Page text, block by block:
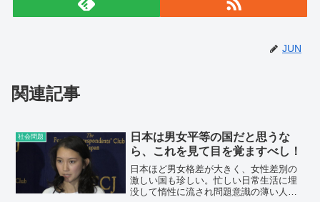
JUN
関連記事
社会問題
日本は男女平等の国だと思うな
ら、これを見て目を覚ますべし！
日本ほど男女格差が大きく、女性差別の
激しい国も珍しい。忙しい日常生活に埋
没して惰性に流され問題意識の薄い人も